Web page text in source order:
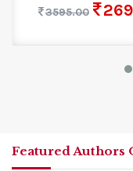
3595.00
Featured Authors